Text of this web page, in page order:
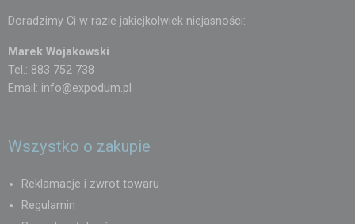
Doradzimy Ci w razie jakiejkolwiek niejasności:
Marek Wojakowski
Tel.: 883 752 738
Email: info@expodum.pl
Wszystko o zakupie
Reklamacje i zwrot towaru
Regulamin